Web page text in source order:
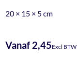
20 × 15 × 5 cm
Vanaf 2,45Excl BTW